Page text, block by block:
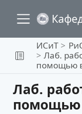
ИСиТ
Лаб.
помощью
Лаб.
помощью